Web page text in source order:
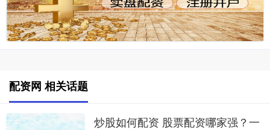
配资网 相关话题
炒股如何配资 股票配资哪家强？一